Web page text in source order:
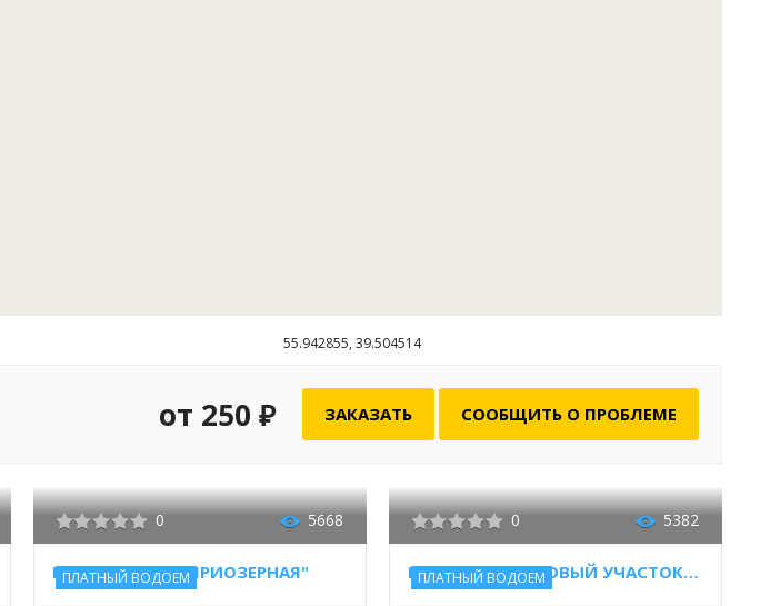
55.942855, 39.504514
от 250 ₽ ЗАКАЗАТЬ СООБЩИТЬ О ПРОБЛЕМЕ
ПЛАТНЫЙ ВОДОЕМ
0 5668
БАЗА ОТДЫХА "ПРИОЗЕРНАЯ" ПЛАТНЫЙ ВОДОЕМ
0 5382
РЫБОПРОМЫСЛОВЫЙ УЧАСТОК "УЛОВО"